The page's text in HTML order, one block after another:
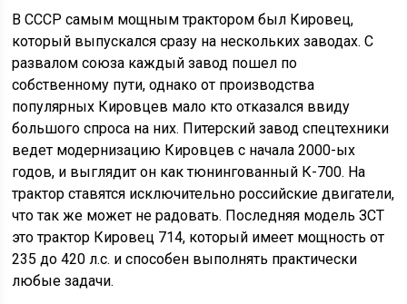
В СССР самым мощным трактором был Кировец,
который выпускался сразу на нескольких заводах. С
развалом союза каждый завод пошел по
собственному пути, однако от производства
популярных Кировцев мало кто отказался ввиду
большого спроса на них. Питерский завод спецтехники
ведет модернизацию Кировцев с начала 2000-ых
годов, и выглядит он как тюнингованный К-700. На
трактор ставятся исключительно российские двигатели,
что так же может не радовать. Последняя модель ЗСТ
это трактор Кировец 714, который имеет мощность от
235 до 420 л.с. и способен выполнять практически
любые задачи.